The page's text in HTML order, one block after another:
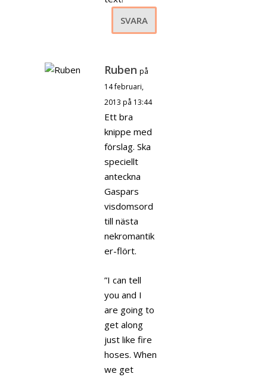
SVARA
Ruben på
14 februari,
2013 på 13:44
Ett bra
knippe med
förslag. Ska
speciellt
anteckna
Gaspars
visdomsord
till nästa
nekromantik
er-flört.
”I can tell
you and I
are going to
get along
just like fire
hoses. When
we get